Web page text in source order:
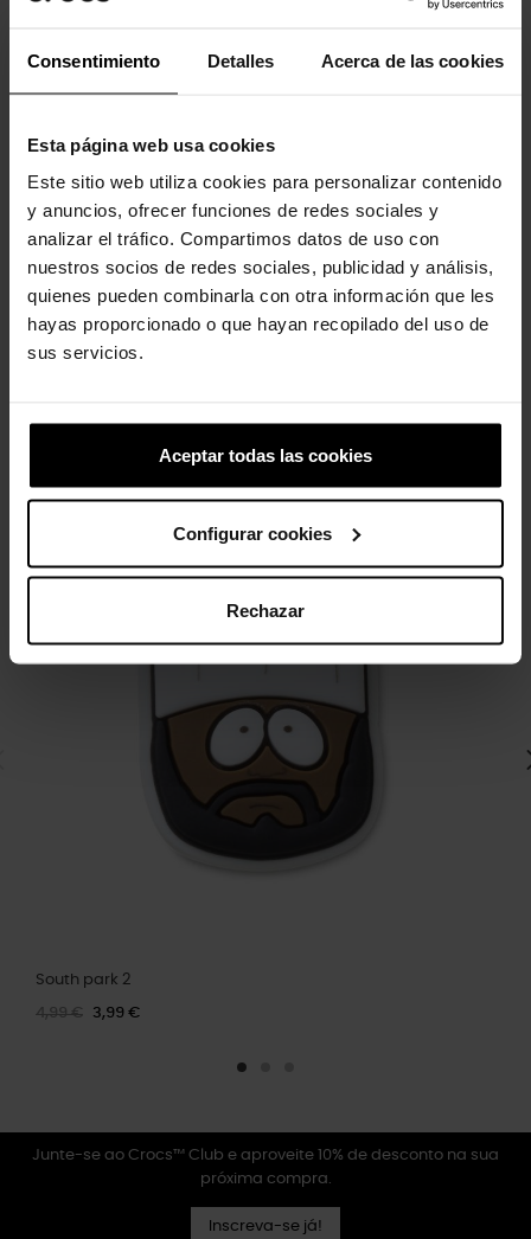
Consentimiento Detalles Acerca de las cookies
Esta página web usa cookies
Este sitio web utiliza cookies para personalizar contenido
y anuncios, ofrecer funciones de redes sociales y
analizar el tráfico. Compartimos datos de uso con
nuestros socios de redes sociales, publicidad y análisis,
quienes pueden combinarla con otra información que les
hayas proporcionado o que hayan recopilado del uso de
sus servicios.
Aceptar todas las cookies
Configurar cookies
Rechazar
44,90 € 35,92 € 4,99 € 3,99 €
categoria:
South park 2
4,99 € 3,99 €
Junte-se ao Crocs™ Club e aproveite 10% de desconto na sua
próxima compra.
Inscreva-se já!